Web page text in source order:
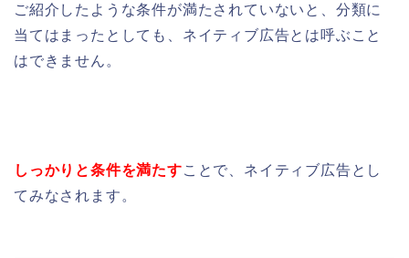
ご紹介したような条件が満たされていないと、分類に
当てはまったとしても、ネイティブ広告とは呼ぶこと
はできません。
しっかりと条件を満たすことで、ネイティブ広告とし
てみなされます。